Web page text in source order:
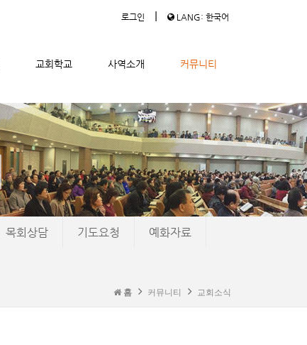
로그인 | LANG: 한국어
교회학교 사역소개 커뮤니티
목회상담 기도요청 예화자료
홈 커뮤니티 교회소식